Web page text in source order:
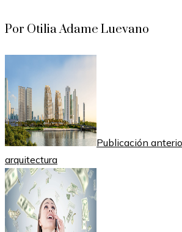
Por Otilia Adame Luevano
Publicación
arquitectura